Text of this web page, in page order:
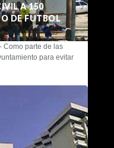
A 150
DE FUTBOL
Como parte de las
para evitar